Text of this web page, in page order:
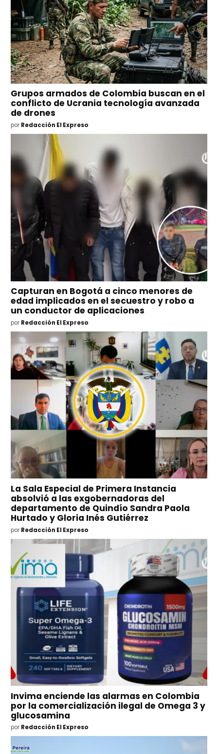
Grupos armados de Colombia buscan en el
conflicto de Ucrania tecnología avanzada
de drones
por Redacción El Expreso
Capturan en Bogotá a cinco menores de
edad implicados en el secuestro y robo a
un conductor de aplicaciones
por Redacción El Expreso
La Sala Especial de Primera Instancia
absolvió a las exgobernadoras del
departamento de Quindío Sandra Paola
Hurtado y Gloria Inés Gutiérrez
por Redacción El Expreso
Invima enciende las alarmas en Colombia
por la comercialización ilegal de Omega 3 y
glucosamina
por Redacción El Expreso